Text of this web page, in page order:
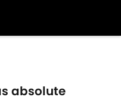
absolute